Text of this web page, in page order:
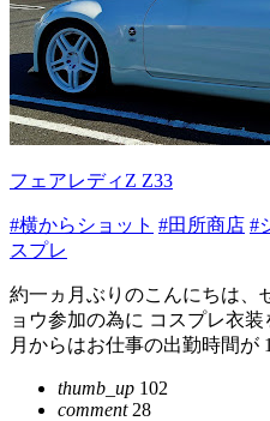
フェアレディZ Z33
#横からショット #田所商店 #
スプレ
約一ヵ月ぶりのこんにちは、
ョウ参加の為に コスプレ衣
月からはお仕事の出勤時間が
thumb_up 102
comment28